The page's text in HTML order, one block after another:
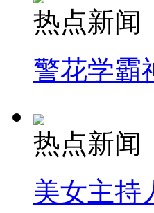
热点新闻
警花学霸
热点新闻
美女主持